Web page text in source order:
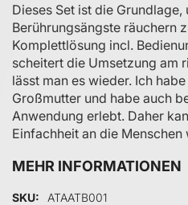
Dieses Set ist die
Berührungsängste räuchern
Komplettlösung incl.
scheitert die Umsetzung am
lässt man es wieder. Ich
Großmutter und habe auch
Anwendung erlebt. Daher
Einfachheit an die Menschen
MEHR INFORMATIONEN
Mehr Informationen
SKU
ATAATB001